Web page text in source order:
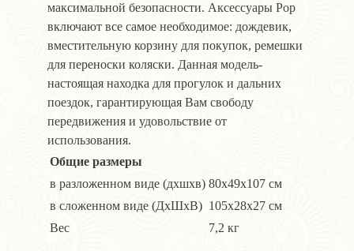
максимальной безопасности. Аксессуары Pop
включают все самое необходимое: дождевик,
вместительную корзину для покупок, ремешки
для переноски коляски. Данная модель-
настоящая находка для прогулок и дальних
поездок, гарантирующая Вам свободу
передвижения и удовольствие от
использования.
Общие размеры
в разложенном виде (дхшхв) 80х49х107 см
в сложенном виде (ДхШхВ) 105х28х27 см
Вес
7,2 кг